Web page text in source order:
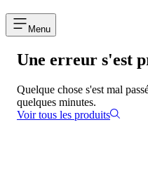
Menu
Une erreur s'est
Quelque chose s'est mal
quelques minutes.
Voir tous les produits